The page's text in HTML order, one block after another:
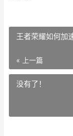
王者荣耀如何加
« 上一篇
没有了！